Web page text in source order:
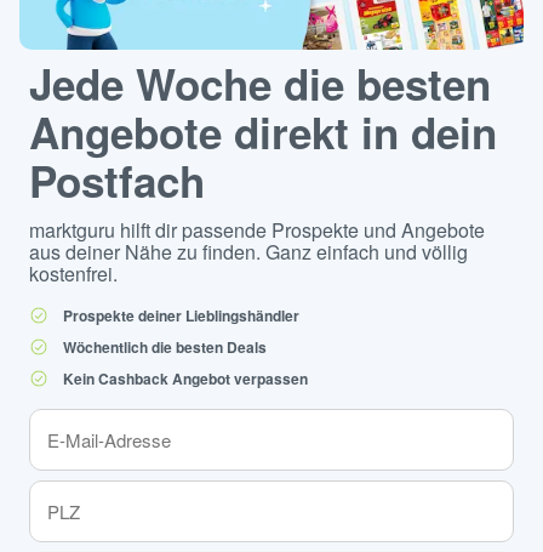
Jede Woche die besten
Angebote direkt in dein
Postfach
marktguru hilft dir passende Prospekte und Angebote
aus deiner Nähe zu finden. Ganz einfach und völlig
kostenfrei.
Prospekte deiner Lieblingshändler
Wöchentlich die besten Deals
Kein Cashback Angebot verpassen